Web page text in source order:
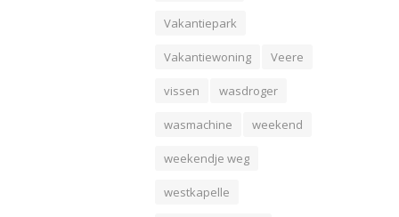
Vakantiepark
Vakantiewoning Veere
vissen wasdroger
wasmachine weekend
weekendje weg
westkapelle